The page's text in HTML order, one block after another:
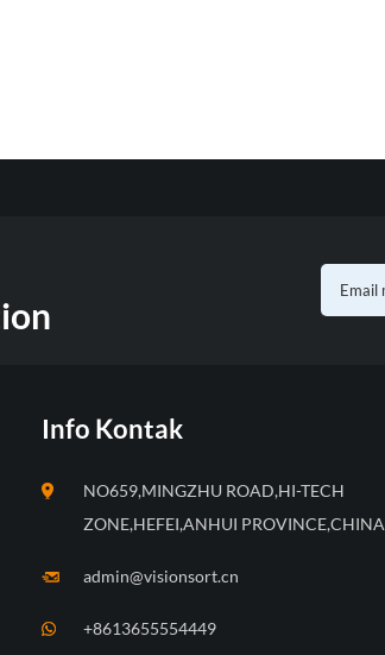
Info Kontak
NO659,MINGZHU ROAD,HI-TECH
ZONE,HEFEI,ANHUI PROVINCE,CHINA
admin@visionsort.cn
+8613655554449